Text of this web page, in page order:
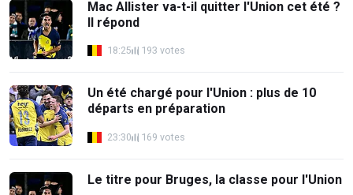
Mac Allister va-t-il quitter l'Union cet été ?
Il répond
18:25 193 votes
Un été chargé pour l'Union : plus de 10
départs en préparation
23:30 169 votes
Le titre pour Bruges, la classe pour l'Union